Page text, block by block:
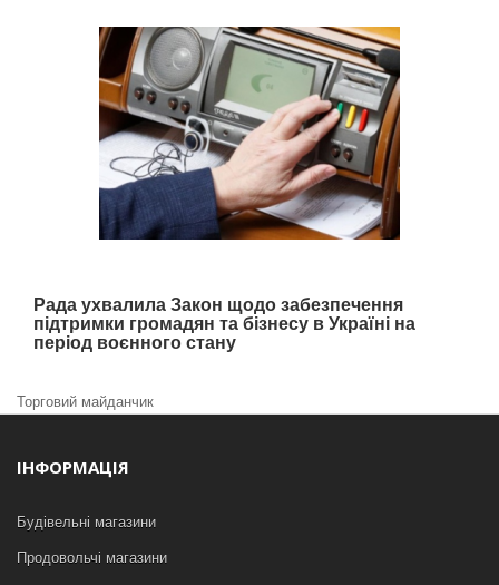
Рада ухвалила Закон щодо забезпечення
підтримки громадян та бізнесу в Україні на
період воєнного стану
Торговий майданчик
ІНФОРМАЦІЯ
Будівельні магазини
Продовольчі магазини